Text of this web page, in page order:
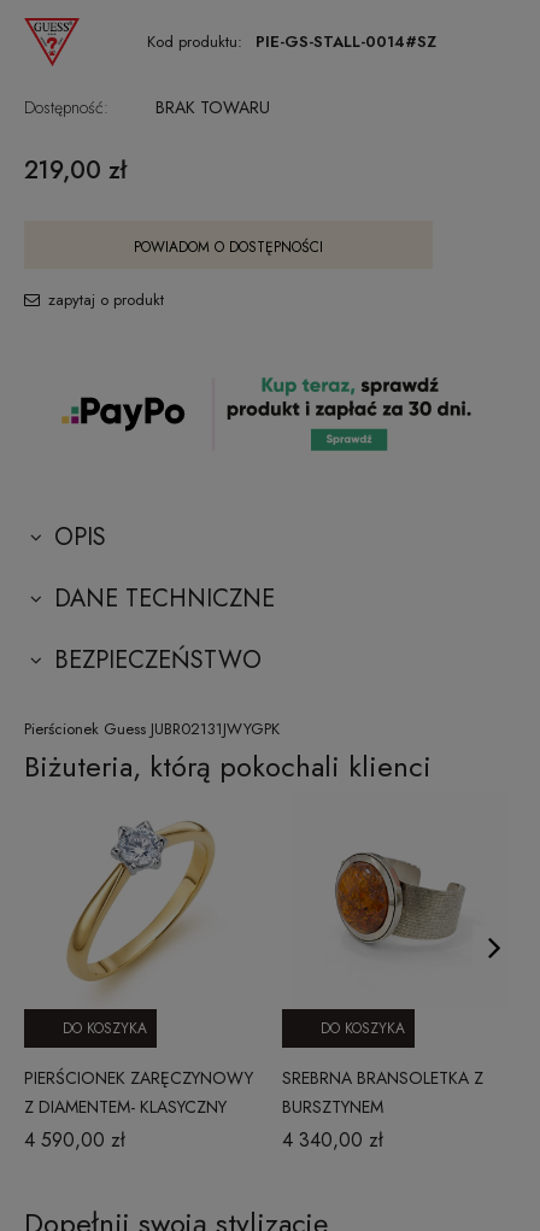
Kod produktu: PIE-GS-STALL-0014#SZ
Dostępność: BRAK TOWARU
219,00 zł
POWIADOM O DOSTĘPNOŚCI
zapytaj o produkt
OPIS
DANE TECHNICZNE
BEZPIECZEŃSTWO
Pierścionek Guess JUBR02131JWYGPK
Biżuteria, którą pokochali klienci
PIERŚCIONEK ZARĘCZYNOWY
Z DIAMENTEM- KLASYCZNY
0,25 CT
4 590,00 zł
DO KOSZYKA
SREBRNA BRANSOLETKA Z
BURSZTYNEM
4 340,00 zł
DO KOSZYKA